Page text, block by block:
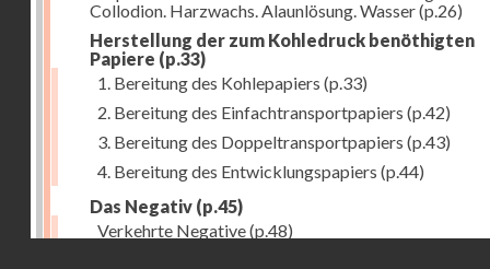
Collodion. Harzwachs. Alaunlösung. Wasser(p.26)
Herstellung der zum Kohledruck benöthigten
Papiere (p.33)
1. Bereitung des Kohlepapiers (p.33)
2. Bereitung des Einfachtransportpapiers (p.42)
3. Bereitung des Doppeltransportpapiers (p.43)
4. Bereitung des Entwicklungspapiers (p.44)
Das Negativ (p.45)
Verkehrte Negative(p.48)